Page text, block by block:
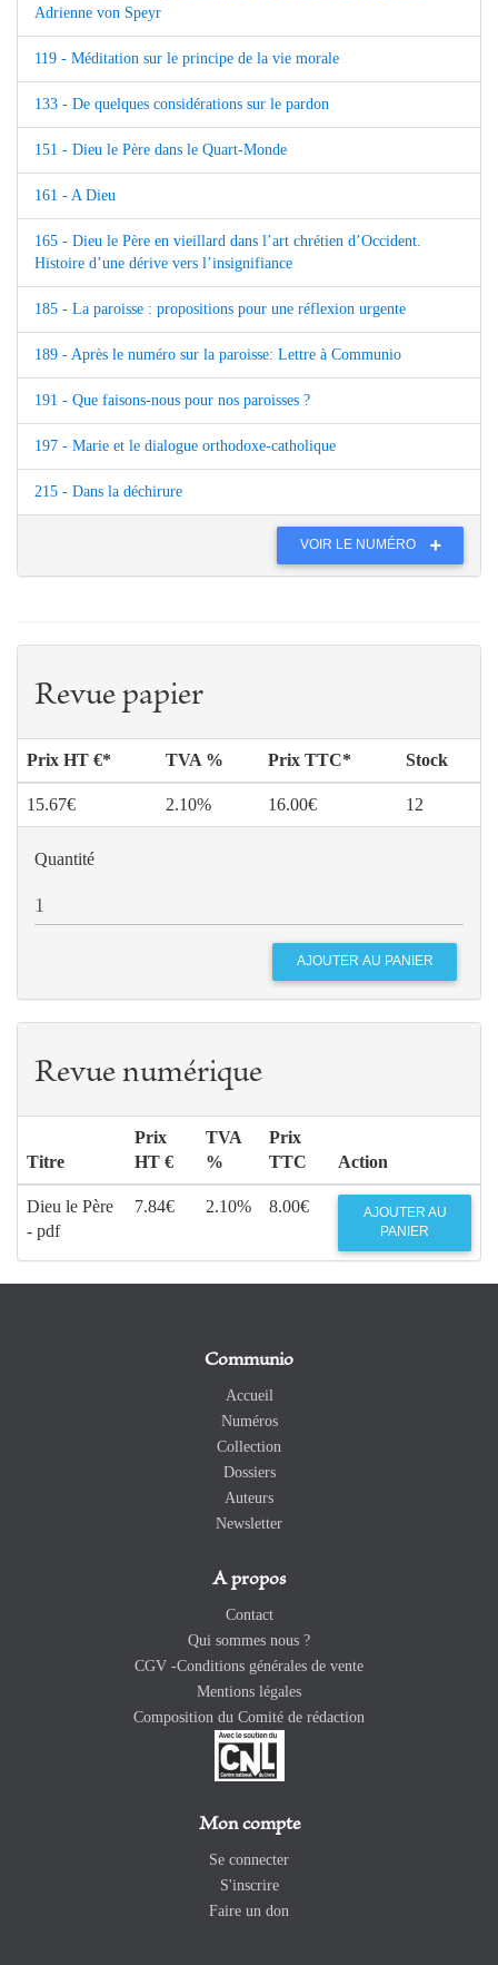
Adrienne von Speyr
119 - Méditation sur le principe de la vie morale
133 - De quelques considérations sur le pardon
151 - Dieu le Père dans le Quart-Monde
161 - A Dieu
165 - Dieu le Père en vieillard dans l’art chrétien d’Occident.
Histoire d’une dérive vers l’insignifiance
185 - La paroisse : propositions pour une réflexion urgente
189 - Après le numéro sur la paroisse: Lettre à Communio
191 - Que faisons-nous pour nos paroisses ?
197 - Marie et le dialogue orthodoxe-catholique
215 - Dans la déchirure
VOIR LE NUMÉRO
Revue papier
Prix HT €* TVA % Prix TTC* Stock
15.67€ 2.10% 16.00€ 12
Quantité
Revue numérique
Titre
Prix
HT €
TVA
%
Prix
TTC
Action
Dieu le Père
- pdf
7.84€ 2.10% 8.00€
AJOUTER AU
PANIER
Communio
Accueil
Numéros
Collection
Dossiers
Auteurs
Newsletter
A propos
Contact
Qui sommes nous ?
CGV -Conditions générales de vente
Mentions légales
Composition du Comité de rédaction
Mon compte
Se connecter
S'inscrire
Faire un don